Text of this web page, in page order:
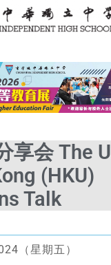
享会 The
(HKU)
Talk
（星期五）